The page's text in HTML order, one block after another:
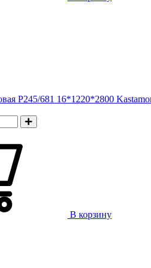
Р245/681 16*1220*2800
В корзину